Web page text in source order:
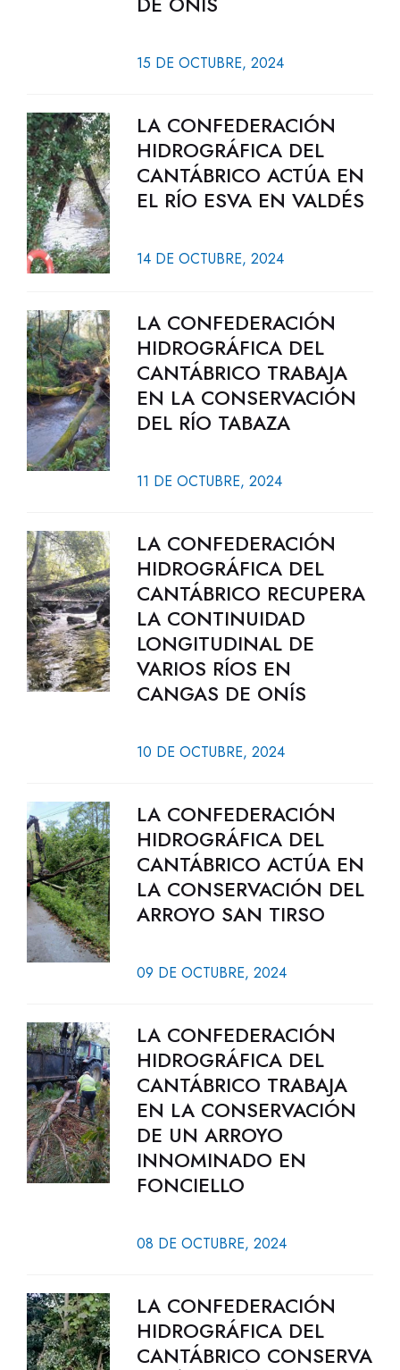
15 DE OCTUBRE, 2024
LA CONFEDERACIÓN
HIDROGRÁFICA DEL
CANTÁBRICO ACTÚA EN
EL RÍO ESVA EN VALDÉS
14 DE OCTUBRE, 2024
LA CONFEDERACIÓN
HIDROGRÁFICA DEL
CANTÁBRICO TRABAJA
EN LA CONSERVACIÓN
DEL RÍO TABAZA
11 DE OCTUBRE, 2024
LA CONFEDERACIÓN
HIDROGRÁFICA DEL
CANTÁBRICO RECUPERA
LA CONTINUIDAD
LONGITUDINAL DE
VARIOS RÍOS EN
CANGAS DE ONÍS
10 DE OCTUBRE, 2024
LA CONFEDERACIÓN
HIDROGRÁFICA DEL
CANTÁBRICO ACTÚA EN
LA CONSERVACIÓN DEL
ARROYO SAN TIRSO
09 DE OCTUBRE, 2024
LA CONFEDERACIÓN
HIDROGRÁFICA DEL
CANTÁBRICO TRABAJA
EN LA CONSERVACIÓN
DE UN ARROYO
INNOMINADO EN
FONCIELLO
08 DE OCTUBRE, 2024
LA CONFEDERACIÓN
HIDROGRÁFICA DEL
CANTÁBRICO CONSERVA